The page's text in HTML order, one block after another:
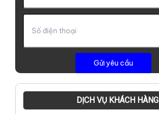
DỊCH VỤ KHÁCH HÀNG